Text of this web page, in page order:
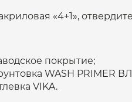
«4+1»,
покрытие;
WASH PRIMER
VIKA.